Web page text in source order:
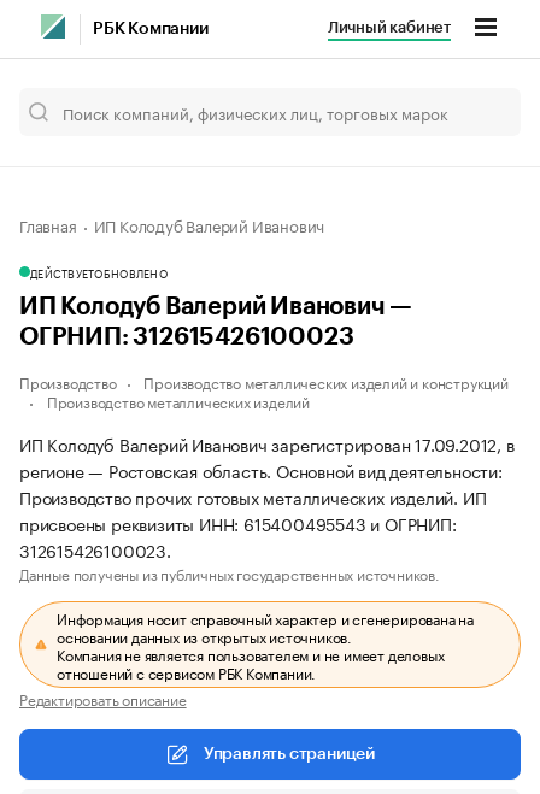
РБК Компании Личный кабинет
Главная ИП Колодуб Валерий Иванович
ДЕЙСТВУЕТОБНОВЛЕНО
ИП Колодуб Валерий Иванович —
ОГРНИП: 312615426100023
Производство
Производство металлических изделий и конструкций
Производство металлических изделий
ИП Колодуб Валерий Иванович зарегистрирован 17.09.2012, в
регионе — Ростовская область. Основной вид деятельности:
Производство прочих готовых металлических изделий. ИП
присвоены реквизиты ИНН: 615400495543 и ОГРНИП:
312615426100023.
Данные получены из публичных государственных источников.
Информация носит справочный характер и сгенерирована на
основании данных из открытых источников.
Компания не является пользователем и не имеет деловых
отношений с сервисом РБК Компании.
Редактировать описание
Управлять страницей